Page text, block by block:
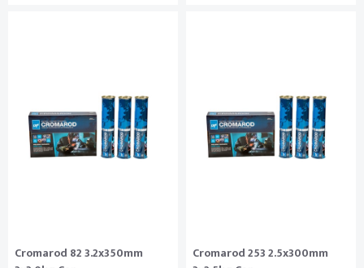
Cromarod 82 3.2x350mm
Cromarod 253 2.5x300mm